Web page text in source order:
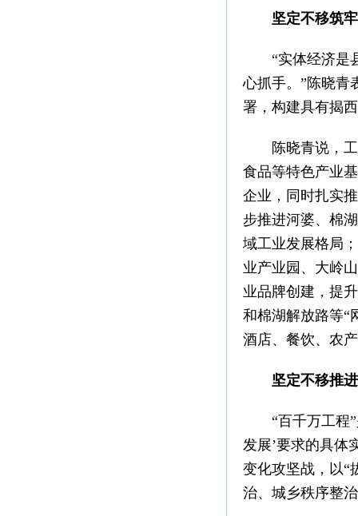
坚定不移筑牢
“实体经济是县
心抓手。”陈晓青
署，构建具有揭
陈晓青说，工
食品等特色产业
企业，同时扎实
步推进河婆、棉
域工业发展格局
业产业园、大岭
业品牌创建，提
和棉湖解放路等“
酒店、餐饮、农
坚定不移推进
“百千万工程”
发展’要求的具体
变化攻坚战，以“
治、城乡秩序整